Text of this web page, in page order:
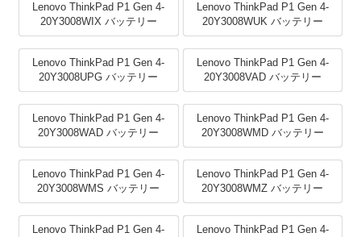
Lenovo ThinkPad P1 Gen 4-
20Y3008WIX バッテリー
Lenovo ThinkPad P1 Gen 4-
20Y3008WUK バッテリー
Lenovo ThinkPad P1 Gen 4-
20Y3008UPG バッテリー
Lenovo ThinkPad P1 Gen 4-
20Y3008VAD バッテリー
Lenovo ThinkPad P1 Gen 4-
20Y3008WAD バッテリー
Lenovo ThinkPad P1 Gen 4-
20Y3008WMD バッテリー
Lenovo ThinkPad P1 Gen 4-
20Y3008WMS バッテリー
Lenovo ThinkPad P1 Gen 4-
20Y3008WMZ バッテリー
Lenovo ThinkPad P1 Gen 4-
Lenovo ThinkPad P1 Gen 4-